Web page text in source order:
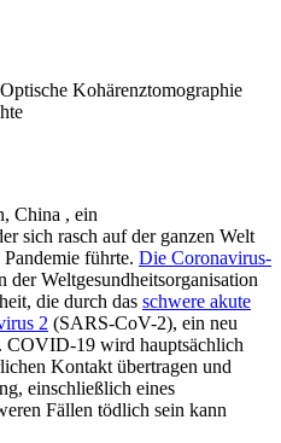
Kohärenztomographie
China , ein
sich rasch auf der ganzen Welt
führte. Die Coronavirus-
Weltgesundheitsorganisation
die durch das schwere akute
2 (SARS-CoV-2), ein neu
COVID-19 wird hauptsächlich
Kontakt übertragen und
einschließlich eines
Fällen tödlich sein kann